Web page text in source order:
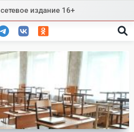
сетевое издание 16+